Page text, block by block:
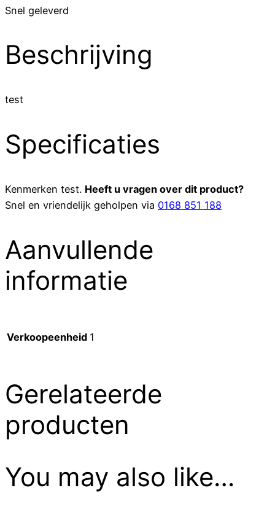
Snel geleverd
Beschrijving
test
Specificaties
Kenmerken test. Heeft u vragen over dit product?
Snel en vriendelijk geholpen via 0168 851 188
Aanvullende
informatie
Verkoopeenheid 1
Gerelateerde
producten
You may also like…